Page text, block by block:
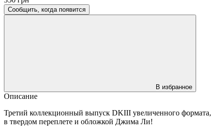
Сообщить, когда появится
В избранное
Описание
Третий коллекционный выпуск DKIII увеличенного формата,
в твердом переплете и обложкой Джима Ли!